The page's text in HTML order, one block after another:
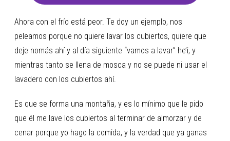
Ahora con el frío está peor. Te doy un ejemplo, nos
peleamos porque no quiere lavar los cubiertos, quiere que
deje nomás ahí y al día siguiente “vamos a lavar” he’i, y
mientras tanto se llena de mosca y no se puede ni usar el
lavadero con los cubiertos ahí.
Es que se forma una montaña, y es lo mínimo que le pido
que él me lave los cubiertos al terminar de almorzar y de
cenar porque yo hago la comida, y la verdad que ya ganas